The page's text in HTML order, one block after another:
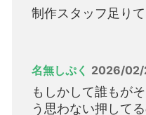
制作スタッフ足り
名無しぷく 2026/02/
もしかして誰もが
う思わない押して